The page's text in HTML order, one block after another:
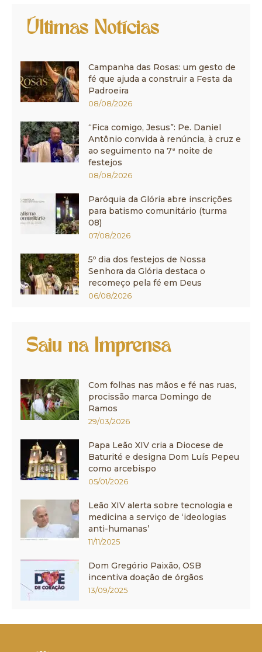
Últimas Notícias
Campanha das Rosas: um gesto de
fé que ajuda a construir a Festa da
Padroeira
08/08/2026
“Fica comigo, Jesus”: Pe. Daniel
Antônio convida à renúncia, à cruz e
ao seguimento na 7ª noite de
festejos
08/08/2026
Paróquia da Glória abre inscrições
para batismo comunitário (turma
08)
07/08/2026
5º dia dos festejos de Nossa
Senhora da Glória destaca o
recomeço pela fé em Deus
06/08/2026
Saiu na Imprensa
Com folhas nas mãos e fé nas ruas,
procissão marca Domingo de
Ramos
29/03/2026
Papa Leão XIV cria a Diocese de
Baturité e designa Dom Luís Pepeu
como arcebispo
05/01/2026
Leão XIV alerta sobre tecnologia e
medicina a serviço de ‘ideologias
anti-humanas’
11/11/2025
Dom Gregório Paixão, OSB
incentiva doação de órgãos
13/09/2025